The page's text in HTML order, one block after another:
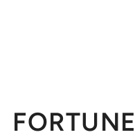
FORTUNE